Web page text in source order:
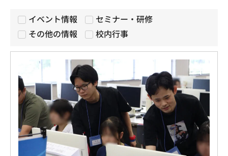
イベント情報
セミナー・研修
その他の情報
校内行事